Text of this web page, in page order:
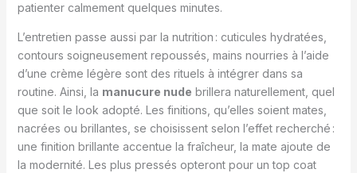
patienter calmement quelques minutes.
L’entretien passe aussi par la nutrition : cuticules hydratées,
contours soigneusement repoussés, mains nourries à l’aide
d’une crème légère sont des rituels à intégrer dans sa
routine. Ainsi, la manucure nude brillera naturellement, quel
que soit le look adopté. Les finitions, qu’elles soient mates,
nacrées ou brillantes, se choisissent selon l’effet recherché :
une finition brillante accentue la fraîcheur, la mate ajoute de
la modernité. Les plus pressés opteront pour un top coat